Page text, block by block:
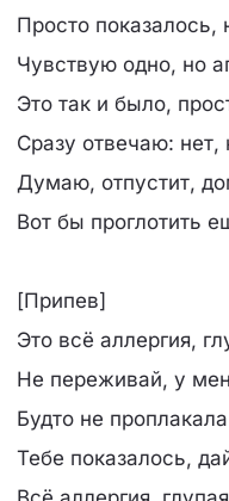
Просто показалось,
Чувствую одно, но
Это так и было,
Сразу отвечаю:
Думаю, отпустит,
Вот бы проглотить
[Припев]
Это всё аллергия,
Не переживай, у
Будто не
Тебе показалось,